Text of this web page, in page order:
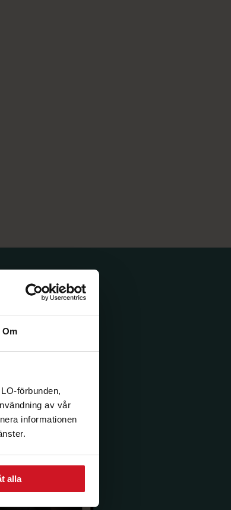
Om
förbunden,
av vår
informationen
alla